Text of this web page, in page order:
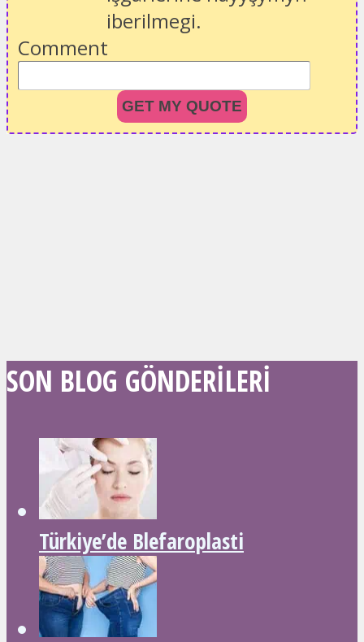
iberilmegi.
Comment
GET MY QUOTE
SON BLOG GÖNDERILERI
Türkiye’de Blefaroplasti